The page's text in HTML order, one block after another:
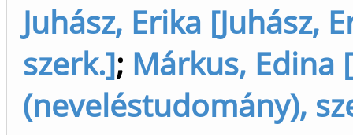
Juhász, Erika [Juhász,
szerk.]; Márkus, Edina
(neveléstudomány),